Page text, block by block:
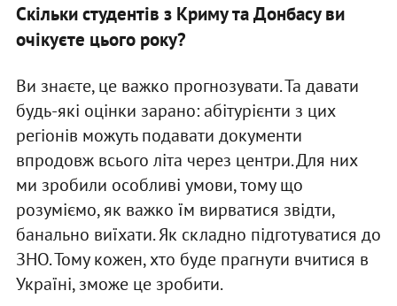
Скільки студентів з Криму та Донбасу ви
очікуєте цього року?
Ви знаєте, це важко прогнозувати. Та давати
будь-які оцінки зарано: абітурієнти з цих
регіонів можуть подавати документи
впродовж всього літа через центри. Для них
ми зробили особливі умови, тому що
розуміємо, як важко їм вирватися звідти,
банально виїхати. Як складно підготуватися до
ЗНО. Тому кожен, хто буде прагнути вчитися в
Україні, зможе це зробити.